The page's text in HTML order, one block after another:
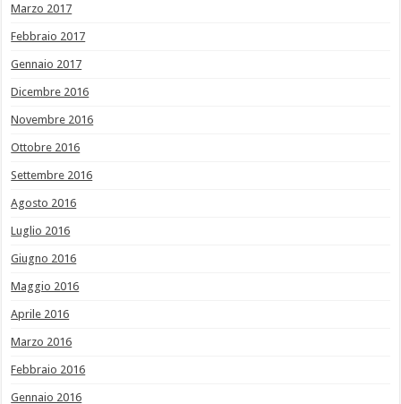
Marzo 2017
Febbraio 2017
Gennaio 2017
Dicembre 2016
Novembre 2016
Ottobre 2016
Settembre 2016
Agosto 2016
Luglio 2016
Giugno 2016
Maggio 2016
Aprile 2016
Marzo 2016
Febbraio 2016
Gennaio 2016